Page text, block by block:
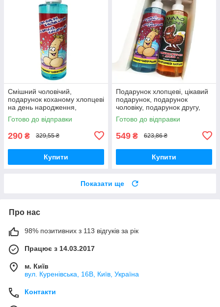
Смішний чоловічий,
подарунок коханому хлопцеві
на день народження,
подарунок чоловікові,
чоловікові, подарунок другові
Готово до відправки
290 ₴ 329,55 ₴
Купити
Подарунок хлопцеві, цікавий
подарунок, подарунок
чоловіку, подарунок другу,
подарунок на день
народження коханому
Готово до відправки
549 ₴ 623,86 ₴
Купити
Показати ще
Про нас
98% позитивних з 113 відгуків за рік
Працює з 14.03.2017
м. Київ
вул. Куренівська, 16В, Київ, Україна
Контакти